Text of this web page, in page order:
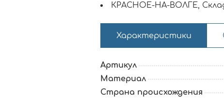
КРАСНОЕ-НА-ВОЛГЕ,
Характеристики
Артикул
Материал
Страна происхождения